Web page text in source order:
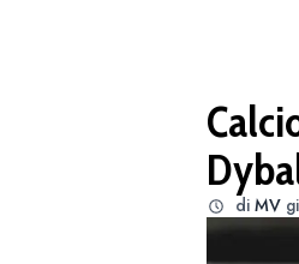
di MV